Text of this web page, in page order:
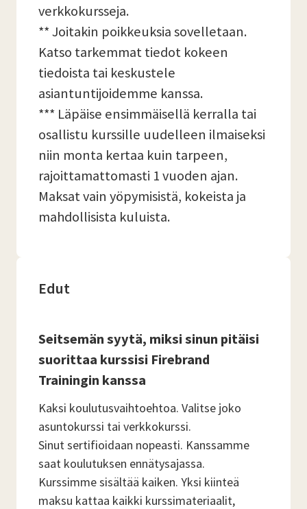
verkkokursseja.
** Joitakin poikkeuksia sovelletaan.
Katso tarkemmat tiedot kokeen
tiedoista tai keskustele
asiantuntijoidemme kanssa.
*** Läpäise ensimmäisellä kerralla tai
osallistu kurssille uudelleen ilmaiseksi
niin monta kertaa kuin tarpeen,
rajoittamattomasti 1 vuoden ajan.
Maksat vain yöpymisistä, kokeista ja
mahdollisista kuluista.
Edut
Seitsemän syytä, miksi sinun pitäisi
suorittaa kurssisi Firebrand
Trainingin kanssa
Kaksi koulutusvaihtoehtoa. Valitse joko
asuntokurssi tai verkkokurssi.
Sinut sertifioidaan nopeasti. Kanssamme
saat koulutuksen ennätysajassa.
Kurssimme sisältää kaiken. Yksi kiinteä
maksu kattaa kaikki kurssimateriaalit,